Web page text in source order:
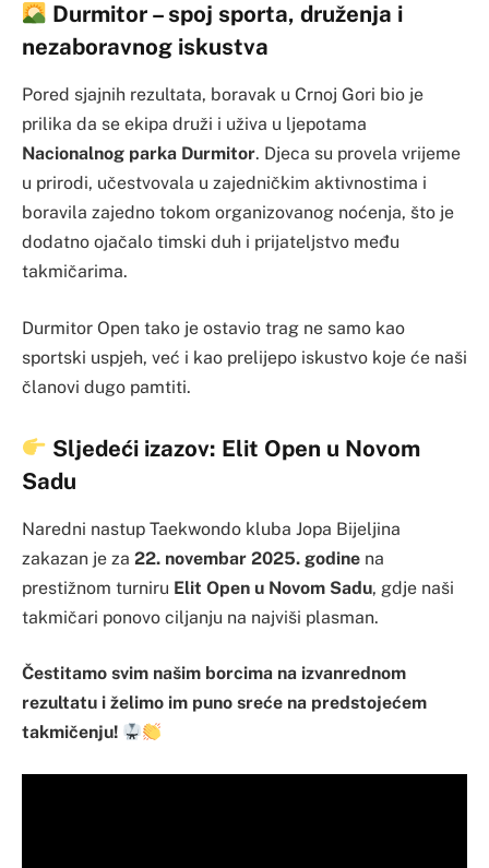
Durmitor – spoj sporta, druženja i
nezaboravnog iskustva
Pored sjajnih rezultata, boravak u Crnoj Gori bio je
prilika da se ekipa druži i uživa u ljepotama
Nacionalnog parka Durmitor. Djeca su provela vrijeme
u prirodi, učestvovala u zajedničkim aktivnostima i
boravila zajedno tokom organizovanog noćenja, što je
dodatno ojačalo timski duh i prijateljstvo među
takmičarima.
Durmitor Open tako je ostavio trag ne samo kao
sportski uspjeh, već i kao prelijepo iskustvo koje će naši
članovi dugo pamtiti.
Sljedeći izazov: Elit Open u Novom
Sadu
Naredni nastup Taekwondo kluba Jopa Bijeljina
zakazan je za 22. novembar 2025. godine na
prestižnom turniru Elit Open u Novom Sadu, gdje naši
takmičari ponovo ciljanju na najviši plasman.
Čestitamo svim našim borcima na izvanrednom
rezultatu i želimo im puno sreće na predstojećem
takmičenju!